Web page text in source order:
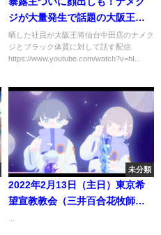
ジが大量発生で話題の大阪王将
仙台中田店がヤバい！【ブンカ
イジャーおとは】
晒した社員が大阪王将仙台中田店のナメク
ジとブラック体質に対して話す配信
https://www.youtube.com/watch?v=hI...
未分類
2022年2月13日（主日）東京希
望宣教教会（三井百合花牧師）